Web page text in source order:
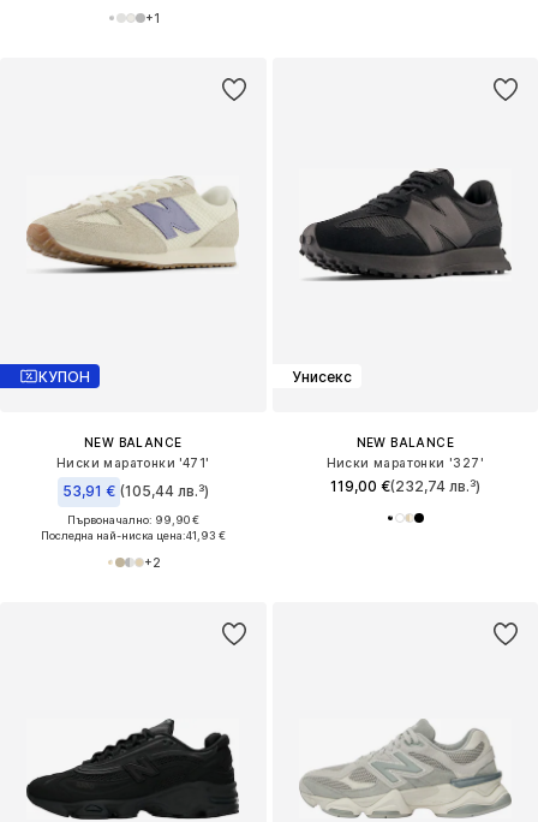
+1
КУПОН
NEW BALANCE
Ниски маратонки '471'
53,91 € (105,44 лв.³)
Първоначално: 99,90 €
Последна най-ниска цена:41,93 €
+2
Унисекс
NEW BALANCE
Ниски маратонки '327'
119,00 €(232,74 лв.³)